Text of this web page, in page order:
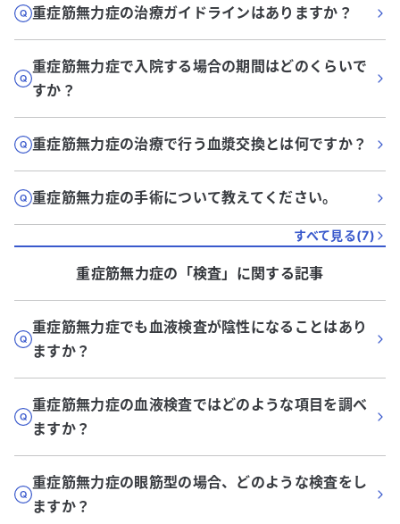
重症筋無力症の治療ガイドラインはありますか？
重症筋無力症で入院する場合の期間はどのくらいで
すか？
重症筋無力症の治療で行う血漿交換とは何ですか？
重症筋無力症の手術について教えてください。
すべて見る(7)
重症筋無力症の「検査」に関する記事
重症筋無力症でも血液検査が陰性になることはあり
ますか？
重症筋無力症の血液検査ではどのような項目を調べ
ますか？
重症筋無力症の眼筋型の場合、どのような検査をし
ますか？